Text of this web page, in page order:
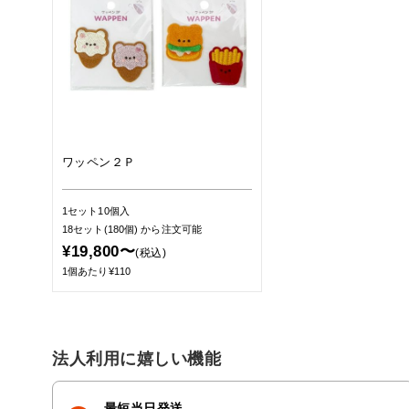
ワッペン２Ｐ
1セット10個入
18セット(180個)から注文可能
¥19,800〜(税込)
1個あたり¥110
法人利用に嬉しい機能